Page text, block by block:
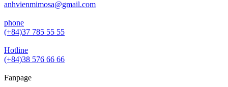
anhvienmimosa@gmail.com
phone
(+84)37 785 55 55
Hotline
(+84)38 576 66 66
Fanpage